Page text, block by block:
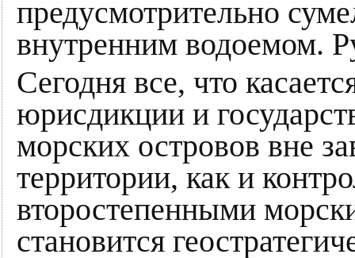
предусмотрительно
внутренним водоемом.
Сегодня все, что
юрисдикции и
морских островов вне
территории, как и
второстепенными
становится